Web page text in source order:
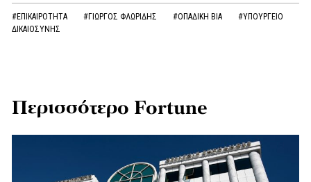
#ΕΠΙΚΑΙΡΟΤΗΤΑ #ΓΙΩΡΓΟΣ ΦΛΩΡΙΔΗΣ #ΟΠΑΔΙΚΗ ΒΙΑ
#ΥΠΟΥΡΓΕΙΟ
ΔΙΚΑΙΟΣΥΝΗΣ
Περισσότερο Fortune